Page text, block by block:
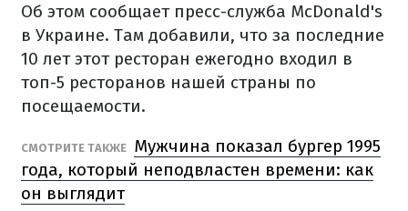
Об этом сообщает пресс-служба McDonald's
в Украине. Там добавили, что за последние
10 лет этот ресторан ежегодно входил в
топ-5 ресторанов нашей страны по
посещаемости.
СМОТРИТЕ ТАКЖЕ Мужчина показал бургер 1995
года, который неподвластен времени: как
он выглядит